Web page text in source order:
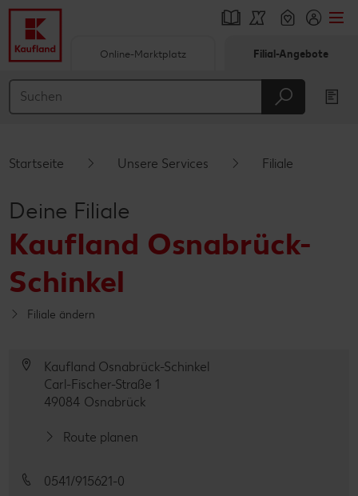
Hauptinhalt
Online-Marktplatz Filial-Angebote
Startseite Unsere Services Filiale
Deine Filiale
Kaufland Osnabrück-
Schinkel
Filiale ändern
Kaufland Osnabrück-Schinkel
Carl-Fischer-Straße 1
49084 Osnabrück
Route planen
0541/915621-0